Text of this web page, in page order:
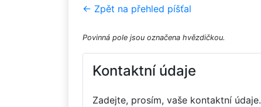
← Zpět na přehled píšťal
Povinná pole jsou označena hvězdičkou.
Kontaktní údaje
Zadejte, prosím, vaše kontaktní údaje.